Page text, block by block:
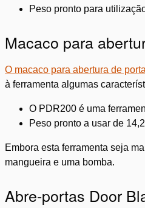
Peso pronto para
Macaco para
O macaco para abertura de
à ferramenta algumas
O PDR200 é uma
Peso pronto a usar de
Embora esta ferramenta seja
mangueira e uma bomba.
Abre-portas Door